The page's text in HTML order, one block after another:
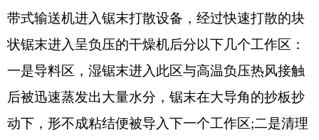
带式输送机进入锯末打散设备，经过快速打散的块
状锯末进入呈负压的干燥机后分以下几个工作区：
一是导料区，湿锯末进入此区与高温负压热风接触
后被迅速蒸发出大量水分，锯末在大导角的抄板抄
动下，形不成粘结便被导入下一个工作区;二是清理